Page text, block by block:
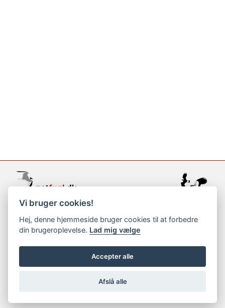
support@netfugl.dk
copyright © 2002-2023
Vi bruger cookies!
Hej, denne hjemmeside bruger cookies til at forbedre
din brugeroplevelse. Lad mig vælge
Accepter alle
Afslå alle